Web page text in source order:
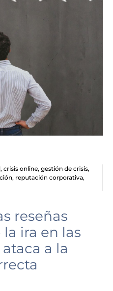
, crisis online, gestión de crisis,
, reputación corporativa,
reseñas
ira en las
a la